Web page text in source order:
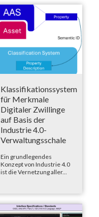
Klassifikationssystem
für Merkmale
Digitaler Zwillinge
auf Basis der
Industrie 4.0-
Verwaltungsschale
Ein grundlegendes
Konzept von Industrie 4.0
ist die Vernetzung aller...